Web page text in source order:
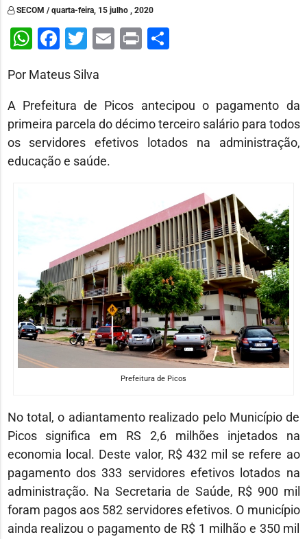
SECOM / quarta-feira, 15 julho , 2020
WhatsApp
Facebook
Twitter
Email
PrintShare
Por Mateus Silva
A Prefeitura de Picos antecipou o pagamento da
primeira parcela do décimo terceiro salário para todos
os servidores efetivos lotados na administração,
educação e saúde.
Prefeitura de Picos
No total, o adiantamento realizado pelo Município de
Picos significa em RS 2,6 milhões injetados na
economia local. Deste valor, R$ 432 mil se refere ao
pagamento dos 333 servidores efetivos lotados na
administração. Na Secretaria de Saúde, R$ 900 mil
foram pagos aos 582 servidores efetivos. O município
ainda realizou o pagamento de R$ 1 milhão e 350 mil